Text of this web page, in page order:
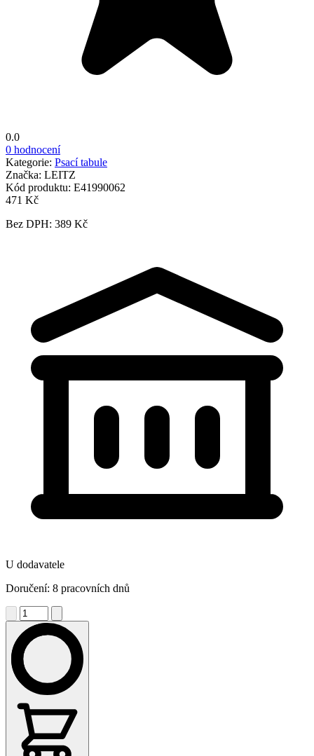
0.0
0 hodnocení
Kategorie: Psací tabule
Značka: LEITZ
Kód produktu: E41990062
471 Kč
Bez DPH: 389 Kč
U dodavatele
Doručení: 8 pracovních dnů